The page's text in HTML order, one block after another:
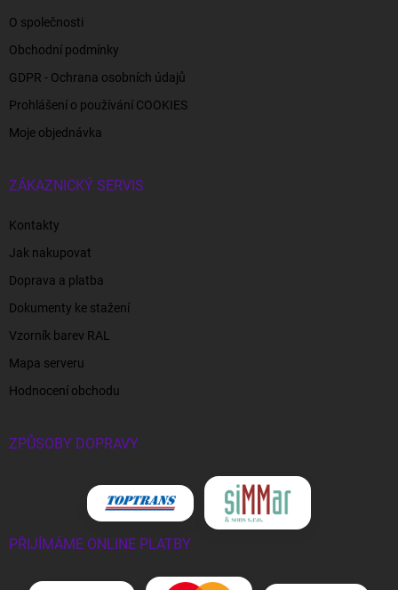
O společnosti
Obchodní podmínky
GDPR - Ochrana osobních údajů
Prohlášení o používání COOKIES
Moje objednávka
ZÁKAZNICKÝ SERVIS
Kontakty
Jak nakupovat
Doprava a platba
Dokumenty ke stažení
Vzorník barev RAL
Mapa serveru
Hodnocení obchodu
ZPŮSOBY DOPRAVY
PŘIJÍMÁME ONLINE PLATBY